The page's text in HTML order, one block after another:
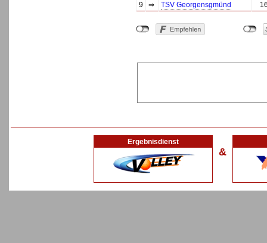
9
⇒ TSV Georgensgmünd
Ergebnisdienst
&